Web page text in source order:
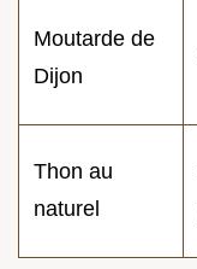
Moutarde de
Dijon
Thon au
naturel